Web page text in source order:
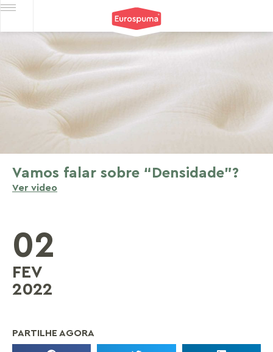
02
FEV
2022
PARTILHE AGORA
Vamos falar sobre “Densidade”?
Ver video